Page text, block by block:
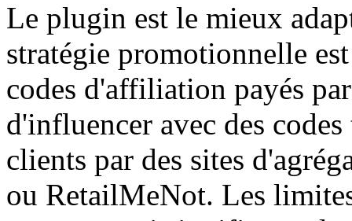
Le plugin est le mieux
stratégie promotionnelle
codes d'affiliation payés
d'influencer avec des
clients par des sites
ou RetailMeNot. Les